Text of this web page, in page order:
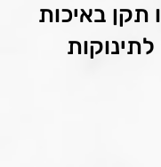
תקן באיכות